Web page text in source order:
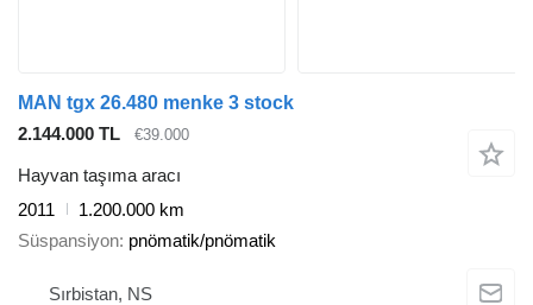
MAN tgx 26.480 menke 3 stock
2.144.000 TL
€39.000
Hayvan taşıma aracı
2011
1.200.000 km
Süspansiyon pnömatik/pnömatik
Sırbistan, NS